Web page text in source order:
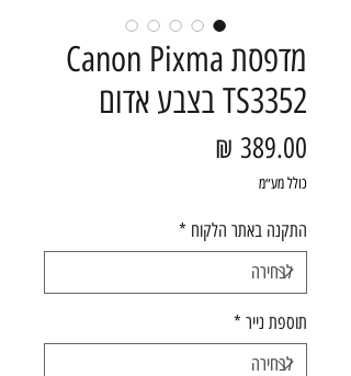
מדפסת Canon Pixma
TS3352 בצבע אדום
כולל מע״מ
התקנה באתר הלקוח *
תוספת נייר *